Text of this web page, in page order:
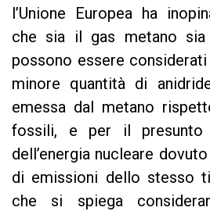
l’Unione Europea ha
che sia il gas metano sia
possono essere
minore quantità di
emessa dal metano
fossili, e per il presunto
dell’energia nucleare
di emissioni dello stesso
che si spiega